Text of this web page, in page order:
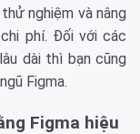
nghiệm và nâng
phí. Đối với các
dài thì bạn cũng
Figma.
Figma hiệu